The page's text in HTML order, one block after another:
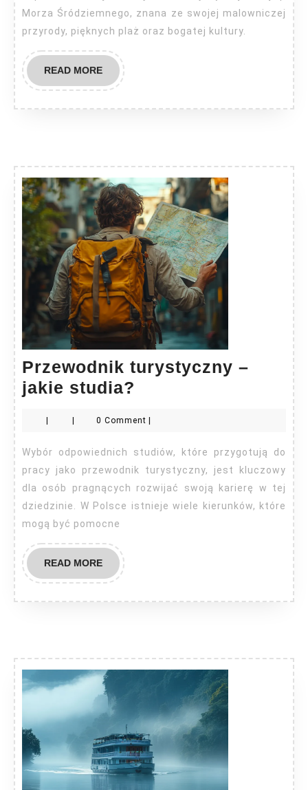
wiedzieć?
Morza Śródziemnego, znana ze swojej malowniczej
przyrody, pięknych plaż oraz bogatej kultury.
READ MOREREAD
MORE
Przewodnik turystyczny –
jakie studia?
–
jakie
studia?
| | 0 Comment |
Wybór odpowiednich studiów, które przygotują do
pracy jako przewodnik turystyczny, jest kluczowy
dla osób pragnących rozwijać swoją karierę w tej
dziedzinie. W Polsce istnieje wiele kierunków, które
mogą być pomocne
READ MOREREAD
MORE